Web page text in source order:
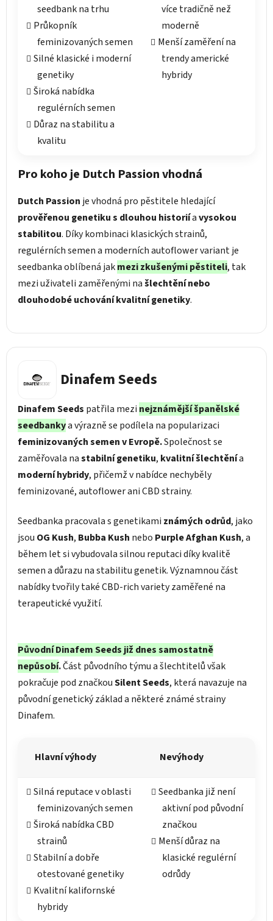
seedbank na trhu
Průkopník
feminizovaných semen
Silné klasické i moderní
genetiky
Široká nabídka
regulérních semen
Důraz na stabilitu a
kvalitu
více tradičně než
moderně
Menší zaměření na
trendy americké
hybridy
Pro koho je Dutch Passion vhodná
Dutch Passion je vhodná pro pěstitele hledající
prověřenou genetiku s dlouhou historiíavysokou
stabilitou. Díky kombinaci klasických strainů,
regulérních semen a moderních autoflower variant je
seedbanka oblíbená jakmezi zkušenými pěstiteli, tak
mezi uživateli zaměřenými našlechtění nebo
dlouhodobé uchování kvalitní genetiky.
Dinafem Seeds
Dinafem Seeds patřila mezi nejznámější španělské
seedbankya výrazně se podílela na popularizaci
feminizovaných semen v Evropě.Společnost se
zaměřovala nastabilní genetiku, kvalitní šlechtěnía
moderní hybridy, přičemž v nabídce nechyběly
feminizované, autoflower ani CBD strainy.
Seedbanka pracovala s genetikami známých odrůd, jako
jsou OG Kush, Bubba Kush nebo Purple Afghan Kush, a
během let si vybudovala silnou reputaci díky kvalitě
semen a důrazu na stabilitu genetik. Významnou část
nabídky tvořily také CBD-rich variety zaměřené na
terapeutické využití.
Původní Dinafem Seeds již dnes samostatně
nepůsobí.Část původního týmu a šlechtitelů však
pokračuje pod značkouSilent Seeds, která navazuje na
původní genetický základ a některé známé strainy
Dinafem.
Hlavní výhody Nevýhody
Silná reputace v oblasti
feminizovaných semen
Široká nabídka CBD
strainů
Stabilní a dobře
otestované genetiky
Kvalitní kalifornské
hybridy
Seedbanka již není
aktivní pod původní
značkou
Menší důraz na
klasické regulérní
odrůdy